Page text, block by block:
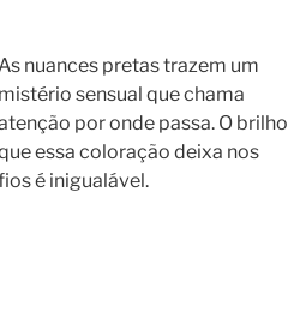
As nuances pretas trazem um
mistério sensual que chama
por onde passa. O brilho
essa coloração deixa nos
é inigualável.